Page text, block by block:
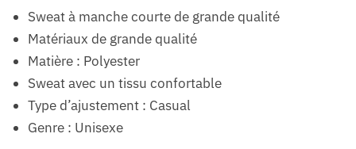
Sweat à manche courte de grande qualité
Matériaux de grande qualité
Matière : Polyester
Sweat avec un tissu confortable
Type d’ajustement : Casual
Genre : Unisexe